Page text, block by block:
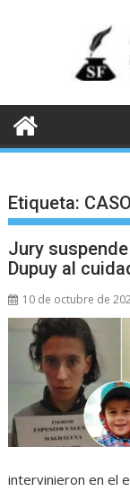
Etiqueta:
Jury
Dupuy al
10 de octubre de
intervinieron en el